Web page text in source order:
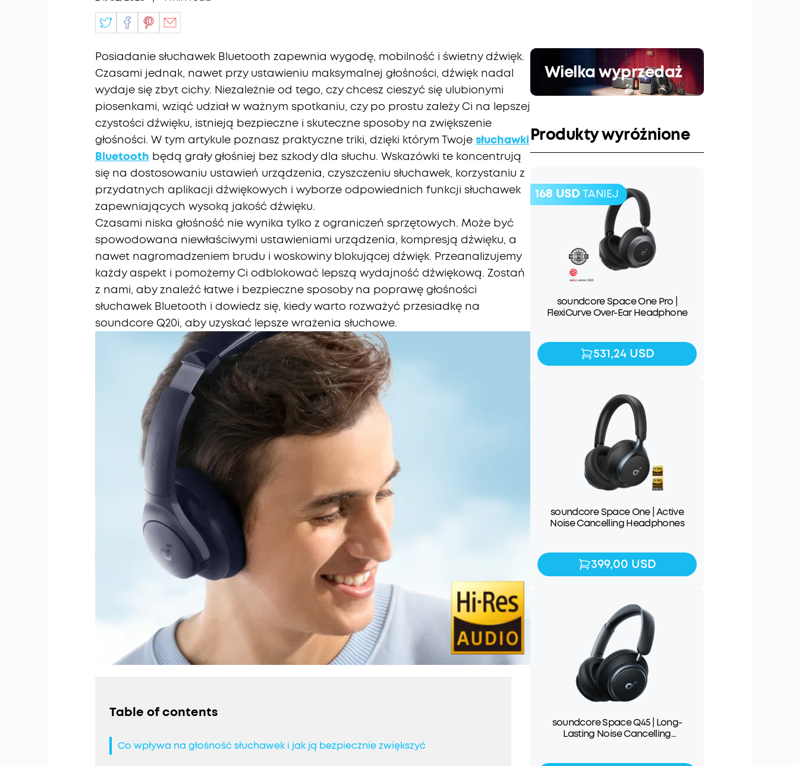
Posiadanie słuchawek Bluetooth zapewnia wygodę, mobilność i świetny dźwięk.
Czasami jednak, nawet przy ustawieniu maksymalnej głośności, dźwięk nadal
wydaje się zbyt cichy. Niezależnie od tego, czy chcesz cieszyć się ulubionymi
piosenkami, wziąć udział w ważnym spotkaniu, czy po prostu zależy Ci na lepszej
czystości dźwięku, istnieją bezpieczne i skuteczne sposoby na zwiększenie
głośności. W tym artykule poznasz praktyczne triki, dzięki którym Twoje słuchawki
Bluetooth będą grały głośniej bez szkody dla słuchu. Wskazówki te koncentrują
się na dostosowaniu ustawień urządzenia, czyszczeniu słuchawek, korzystaniu z
przydatnych aplikacji dźwiękowych i wyborze odpowiednich funkcji słuchawek
zapewniających wysoką jakość dźwięku.
Czasami niska głośność nie wynika tylko z ograniczeń sprzętowych. Może być
spowodowana niewłaściwymi ustawieniami urządzenia, kompresją dźwięku, a
nawet nagromadzeniem brudu i woskowiny blokującej dźwięk. Przeanalizujemy
każdy aspekt i pomożemy Ci odblokować lepszą wydajność dźwiękową. Zostań
z nami, aby znaleźć łatwe i bezpieczne sposoby na poprawę głośności
słuchawek Bluetooth i dowiedz się, kiedy warto rozważyć przesiadkę na
soundcore Q20i, aby uzyskać lepsze wrażenia słuchowe.
Table of contents
Co wpływa na głośność słuchawek i jak ją bezpiecznie zwiększyć
Wielka wyprzedaż
Produkty wyróżnione
168 USD TANIEJ
soundcore Space One Pro |
FlexiCurve Over-Ear Headphone
531,24 USD
531,24 USD
soundcore Space One | Active
Noise Cancelling Headphones
399,00 USD
399,00 USD
soundcore Space Q45 | Long-
Lasting Noise Cancelling